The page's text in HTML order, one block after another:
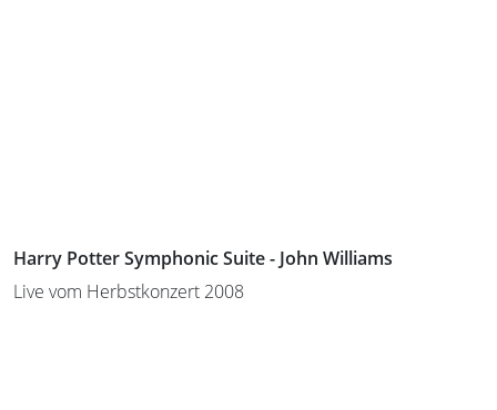
Harry Potter Symphonic Suite - John Williams
Live vom Herbstkonzert 2008